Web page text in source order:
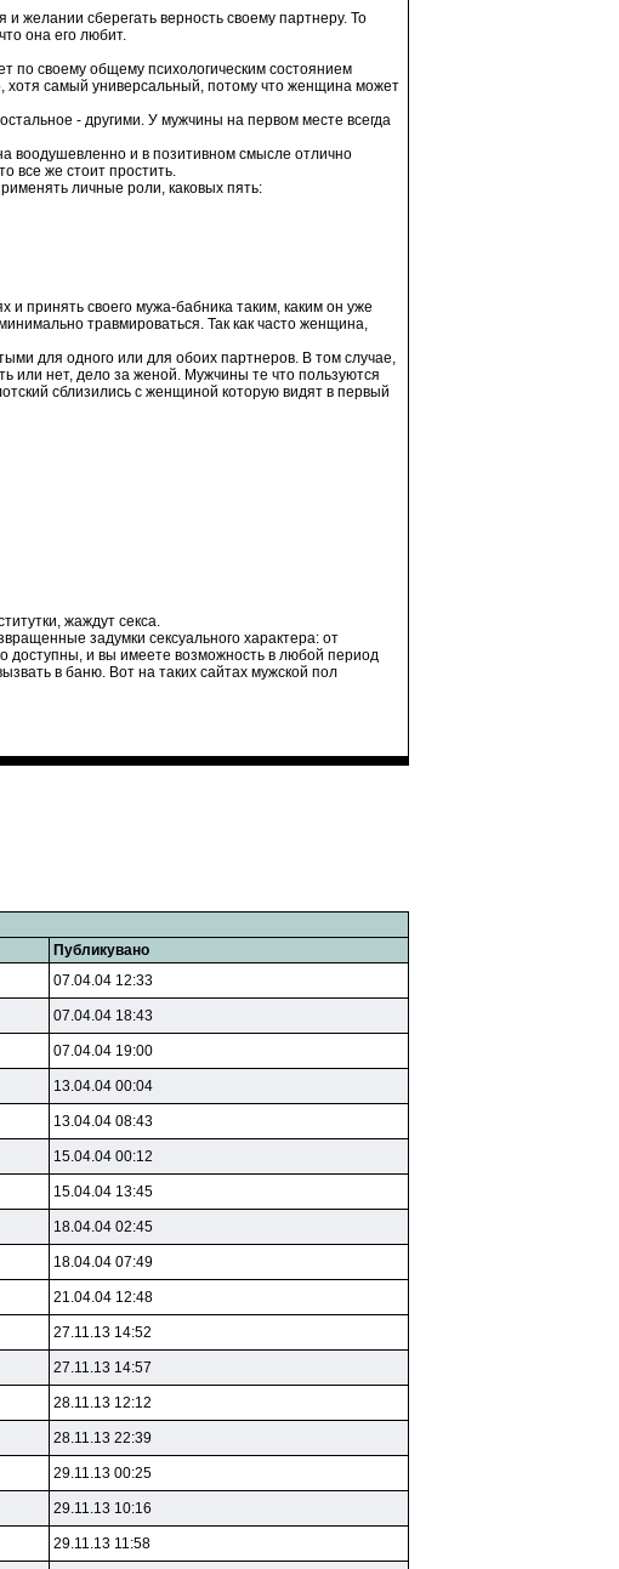
и желании сберегать верность своему партнеру. То
она его любит.
по своему общему психологическим состоянием
хотя самый универсальный, потому что женщина может
- другими. У мужчины на первом месте всегда
воодушевленно и в позитивном смысле отлично
все же стоит простить.
личные роли, каковых пять:
и принять своего мужа-бабника таким, каким он уже
травмироваться. Так как часто женщина,
для одного или для обоих партнеров. В том случае,
или нет, дело за женой. Мужчины те что пользуются
сблизились с женщиной которую видят в первый
жаждут секса.
задумки сексуального характера: от
доступны, и вы имеете возможность в любой период
в баню. Вот на таких сайтах мужской пол
Публикувано
07.04.04 12:33
07.04.04 18:43
07.04.04 19:00
13.04.04 00:04
13.04.04 08:43
15.04.04 00:12
15.04.04 13:45
18.04.04 02:45
18.04.04 07:49
21.04.04 12:48
27.11.13 14:52
27.11.13 14:57
28.11.13 12:12
28.11.13 22:39
29.11.13 00:25
29.11.13 10:16
29.11.13 11:58